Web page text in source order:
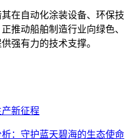
在自动化涂装设备、环保技
推动船舶制造行业向绿色、
强有力的技术支撑。
新征程
：守护蓝天碧海的生态使命